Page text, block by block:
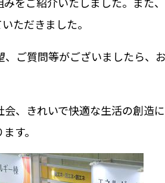
ただきました。
ご質問等がございましたら、
、きれいで快適な生活の創造
す。